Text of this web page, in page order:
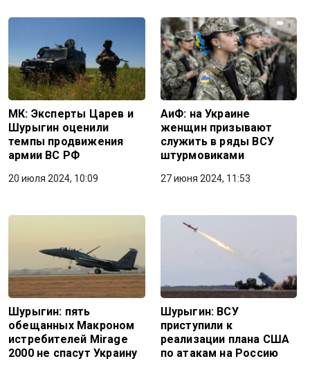
МК: Эксперты Царев и
Шурыгин оценили
темпы продвижения
армии ВС РФ
20 июля 2024, 10:09
АиФ: на Украине
женщин призывают
служить в ряды ВСУ
штурмовиками
27 июня 2024, 11:53
Шурыгин: пять
обещанных Макроном
истребителей Mirage
2000 не спасут Украину
Шурыгин: ВСУ
приступили к
реализации плана США
по атакам на Россию